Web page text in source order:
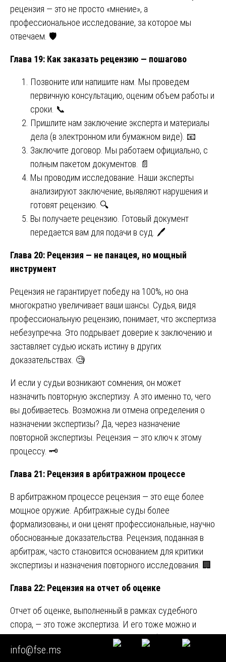
рецензия — это не просто «мнение», а
профессиональное исследование, за которое мы
отвечаем. 🛡️
Глава 19: Как заказать рецензию — пошагово
Позвоните или напишите нам. Мы проведем
первичную консультацию, оценим объем работы и
сроки. 📞
Пришлите нам заключение эксперта и материалы
дела (в электронном или бумажном виде). 📧
Заключите договор. Мы работаем официально, с
полным пакетом документов. 📄
Мы проводим исследование. Наши эксперты
анализируют заключение, выявляют нарушения и
готовят рецензию. 🔍
Вы получаете рецензию. Готовый документ
передается вам для подачи в суд. 🖊️
Глава 20: Рецензия — не панацея, но мощный
инструмент
Рецензия не гарантирует победу на 100%, но она
многократно увеличивает ваши шансы. Судья, видя
профессиональную рецензию, понимает, что экспертиза
небезупречна. Это подрывает доверие к заключению и
заставляет судью искать истину в других
доказательствах. 🧐
И если у судьи возникают сомнения, он может
назначить повторную экспертизу. А это именно то, чего
вы добиваетесь. Возможна ли отмена определения о
назначении экспертизы? Да, через назначение
повторной экспертизы. Рецензия — это ключ к этому
процессу. 🗝️
Глава 21: Рецензия в арбитражном процессе
В арбитражном процессе рецензия — это еще более
мощное оружие. Арбитражные суды более
формализованы, и они ценят профессиональные, научно
обоснованные доказательства. Рецензия, поданная в
арбитраж, часто становится основанием для критики
экспертизы и назначения повторного исследования. 🏢
Глава 22: Рецензия на отчет об оценке
Отчет об оценке, выполненный в рамках судебного
спора, — это тоже экспертиза. И его тоже можно и
нужно оспаривать. Рецензия на отчет об оценке
выявляет ошибки в подборе аналогов, корректировках,
info@fse.ms